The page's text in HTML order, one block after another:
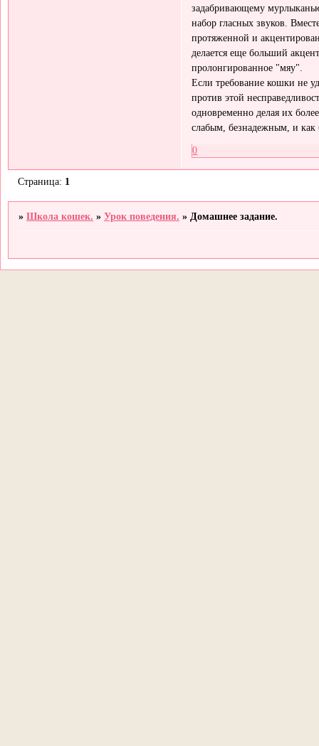
задабривающему
набор гласных звуков.
протяженной и
делается еще больший
пролонгированное "мяу".
Если требование кошки не
против этой
одновременно делая их
слабым, безнадежным, и
0
Страница: 1
»Школа кошек. »Урок поведения. » Домашнее задание.